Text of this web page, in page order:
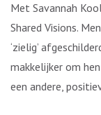
Met Savannah
Shared Visions.
‘zielig’
makkelijker om
een andere,